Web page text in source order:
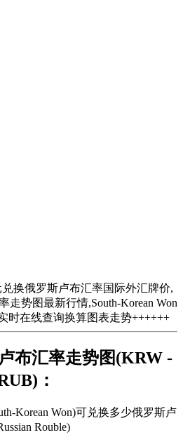
换俄罗斯卢布汇率国际外汇牌价,
走势图最新行情,South-Korean Won
时在线查询换算图表走势++++++
布汇率走势图(KRW -
：
Korean Won)可兑换多少俄罗斯卢
Rouble)